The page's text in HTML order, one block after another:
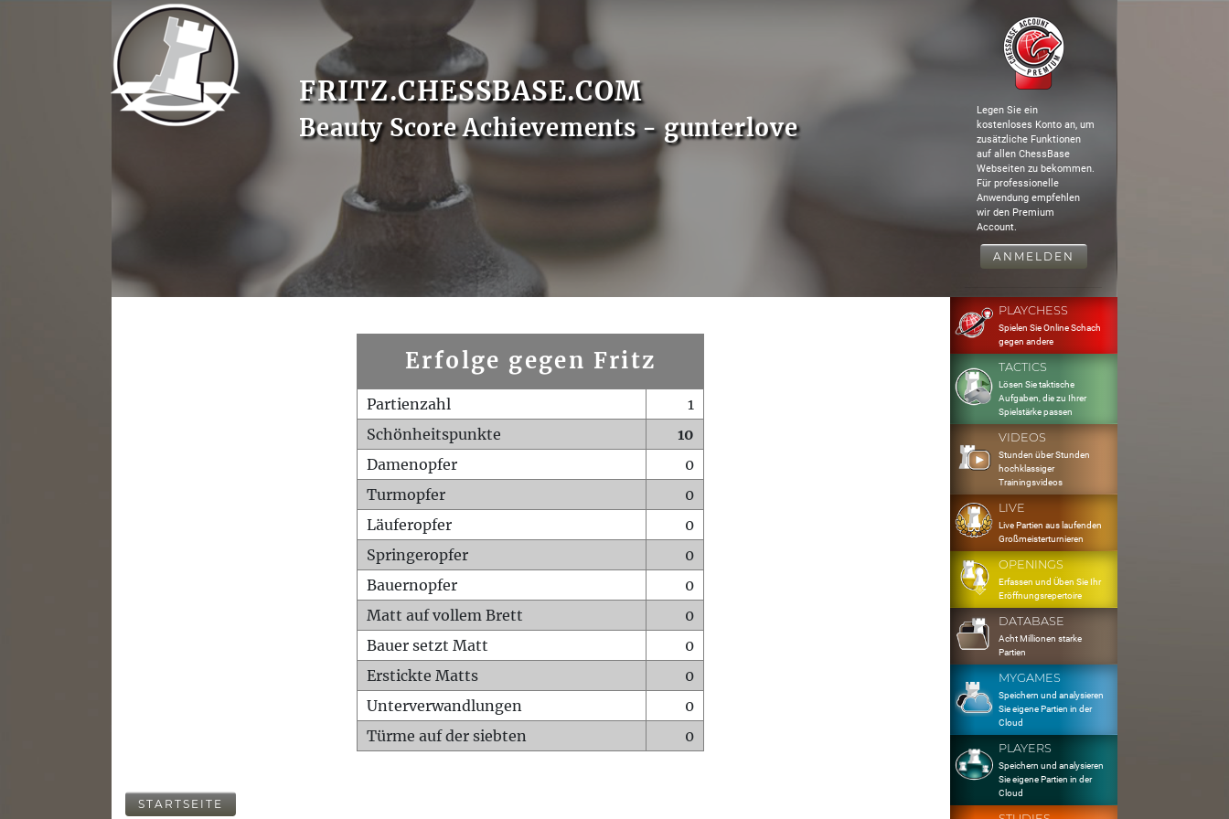
FRITZ.CHESSBASE.COM
Beauty Score Achievements - gunterlove
Legen Sie ein
kostenloses Konto an, um
zusätzliche Funktionen
auf allen ChessBase
Webseiten zu bekommen.
Für professionelle
Anwendung empfehlen
wir den Premium
Account.
ANMELDEN
Erfolge gegen Fritz
Partienzahl
1
Schönheitspunkte
10
Damenopfer
0
Turmopfer
0
Läuferopfer
0
Springeropfer
0
Bauernopfer
0
Matt auf vollem Brett
0
Bauer setzt Matt
0
Erstickte Matts
0
Unterverwandlungen
0
Türme auf der siebten
0
STARTSEITE
PLAYCHESS
Spielen Sie Online Schach
gegen andere
TACTICS
Lösen Sie taktische
Aufgaben, die zu Ihrer
Spielstärke passen
VIDEOS
Stunden über Stunden
hochklassiger
Trainingsvideos
LIVE
Live Partien aus laufenden
Großmeisterturnieren
OPENINGS
Erfassen und Üben Sie Ihr
Eröffnungsrepertoire
DATABASE
Acht Millionen starke
Partien
MYGAMES
Speichern und analysieren
Sie eigene Partien in der
Cloud
PLAYERS
Speichern und analysieren
Sie eigene Partien in der
Cloud